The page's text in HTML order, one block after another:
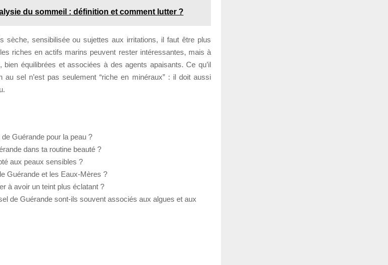
du sommeil : définition et comment lutter ?
sèche, sensibilisée ou sujettes aux irritations, il faut être plus
riches en actifs marins peuvent rester intéressantes, mais à
bien équilibrées et associées à des agents apaisants. Ce qu’il
au sel n’est pas seulement “riche en minéraux” : il doit aussi
Guérande pour la peau ?
dans ta routine beauté ?
aux peaux sensibles ?
Guérande et les Eaux-Mères ?
à avoir un teint plus éclatant ?
de Guérande sont-ils souvent associés aux algues et aux